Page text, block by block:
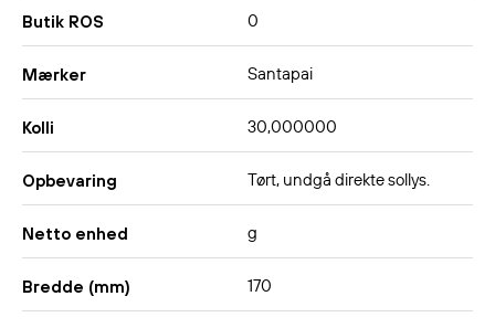
Butik ROS 0
Mærker Santapai
Kolli 30,000000
Opbevaring Tørt, undgå direkte sollys.
Netto enhed g
Bredde (mm) 170